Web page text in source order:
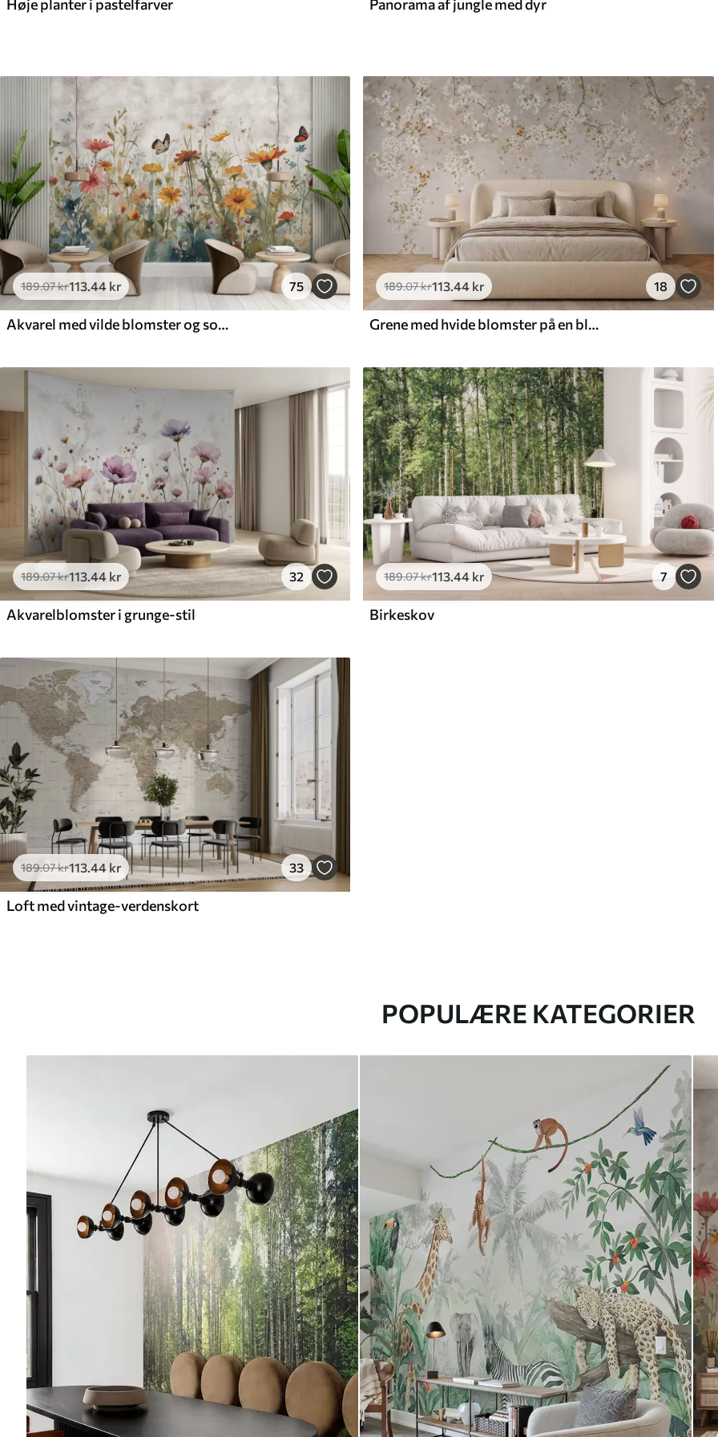
Høje planter i pastelfarver Panorama af jungle med dyr
189.07kr113 .44 kr 75
Akvarel med vilde blomster og sommerfugle
189.07kr113 .44 kr 18
Grene med hvide blomster på en blød beige baggrund
189.07kr113.44 kr 32
Akvarelblomster i grunge-stil
189.07kr113.44 kr 7
Birkeskov
189.07kr113 .44 kr 33
Loft med vintage-verdenskort
POPULÆRE KATEGORIER